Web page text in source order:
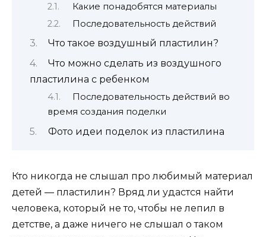
Какие понадобятся материалы
Последовательность действий
Что такое воздушный пластилин?
Что можно сделать из воздушного
пластилина с ребенком
Последовательность действий во
время создания поделки
Фото идеи поделок из пластилина
Кто никогда не слышал про любимый материал
детей — пластилин? Вряд ли удастся найти
человека, который не то, чтобы не лепил в
детстве, а даже ничего не слышал о таком